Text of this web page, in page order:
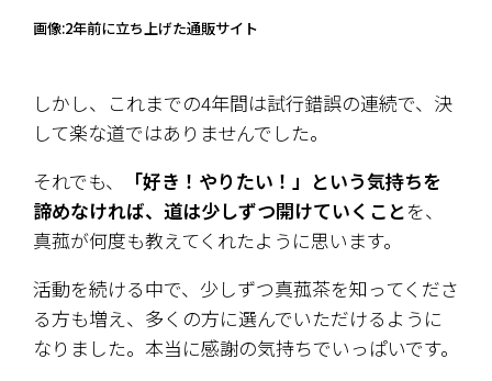
画像:2年前に立ち上げた通販サイト
しかし、これまでの4年間は試行錯誤の連続で、決
して楽な道ではありませんでした。
それでも、
「好き！やりたい！」という気持ちを
諦めなければ、道は少しずつ開けていくことを、
真菰が何度も教えてくれたように思います。
活動を続ける中で、少しずつ真菰茶を知ってくださ
る方も増え、多くの方に選んでいただけるように
なりました。本当に感謝の気持ちでいっぱいです。